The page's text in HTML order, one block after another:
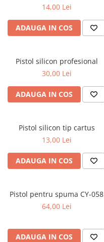
Adezivi placări
Împrejmuire
Panouri bordurate
Stâlpi și cleme
Sisteme cofraje
Vopsele spray
Sisteme de nivelare
Canciocuri și mistrii
Driști și gletiere
Scule zugrăvit
Pensule
14,00 Lei
ADAUGA IN COS
Pistol silicon profesional
30,00 Lei
ADAUGA IN COS
Pistol silicon tip cartus
13,00 Lei
ADAUGA IN COS
Pistol pentru spuma CY-058
64,00 Lei
ADAUGA IN COS